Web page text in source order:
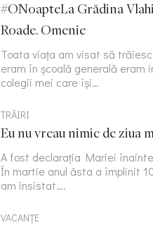
#ONoapteLa Grădina
Roade. Omenie
Toata viața am visat să
eram în școală generală eram
colegii mei care își…
TRĂIRI
Eu nu vreau nimic de ziua
A fost declarația Mariei
În martie anul ăsta a împlinit
am insistat….
VACANȚE